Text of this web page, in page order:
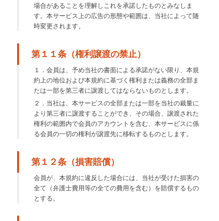
場合があることを理解しこれを承諾したものとみなしま
す。本サービス上の広告の形態や範囲は、当社によって随
時変更されます。
第１１条（権利譲渡の禁止）
１．会員は、予め当社の書面による承諾がない限り、本規
約上の地位および本規約に基づく権利または義務の全部ま
たは一部を第三者に譲渡してはならないものとします。
２．当社は、本サービスの全部または一部を当社の裁量に
より第三者に譲渡することができ、その場合、譲渡された
権利の範囲内で会員のアカウントを含む、本サービスに係
る会員の一切の権利が譲渡先に移転するものとします。
第１２条（損害賠償）
会員が、本規約に違反した場合には、当社が受けた損害の
全て（弁護士費用等の全ての費用を含む）を賠償するもの
とする。